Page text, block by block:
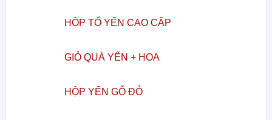
HỘP TỔ YẾN CAO CẤP
GIỎ QUÀ YẾN + HOA
HỘP YẾN GỖ ĐỎ